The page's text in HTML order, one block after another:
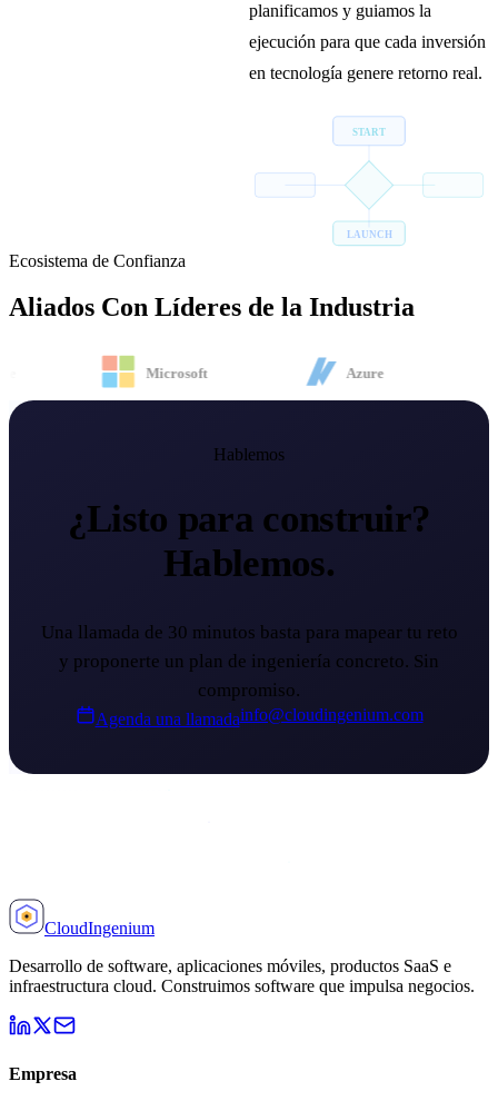
planificamos y guiamos la
ejecución para que cada inversión
en tecnología genere retorno real.
START
LAUNCH
Ecosistema de Confianza
Aliados Con Líderes de la Industria
Microsoft Azure
Hablemos
¿Listo para construir?
Hablemos.
Una llamada de 30 minutos basta para mapear tu reto
y proponerte un plan de ingeniería concreto. Sin
compromiso.
Agenda una llamadainfo@cloudingenium.com
CloudIngenium
Desarrollo de software, aplicaciones móviles, productos SaaS e
infraestructura cloud. Construimos software que impulsa negocios.
Empresa